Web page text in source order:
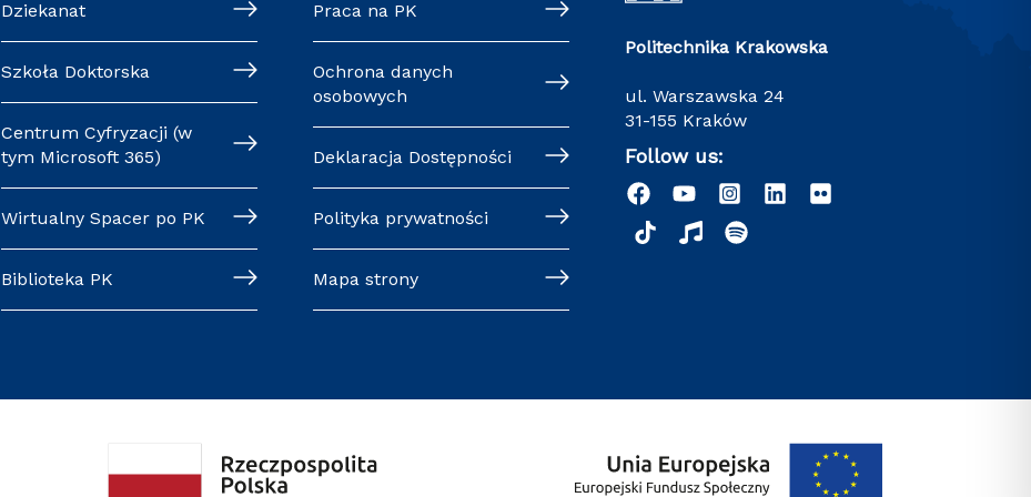
Dziekanat
Szkoła Doktorska
Centrum Cyfryzacji (w
tym Microsoft 365)
Wirtualny Spacer po PK
Biblioteka PK
Praca na PK
Ochrona danych
osobowych
Deklaracja Dostępności
Polityka prywatności
Mapa strony
Politechnika Krakowska
ul. Warszawska 24
31-155 Kraków
Follow us: